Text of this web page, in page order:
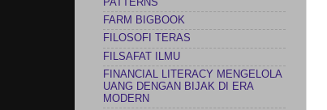
PATTERNS
FARM BIGBOOK
FILOSOFI TERAS
FILSAFAT ILMU
FINANCIAL LITERACY MENGELOLA
UANG DENGAN BIJAK DI ERA
MODERN